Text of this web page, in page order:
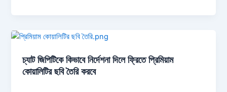
চ্যাট জিপিটিকে কিভাবে নির্দেশনা দিলে ফ্রিতে প্রিমিয়াম
কোয়ালিটির ছবি তৈরি করবে